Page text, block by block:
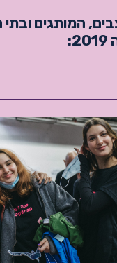
המותגים